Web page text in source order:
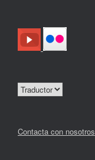
Contacta con nosotros